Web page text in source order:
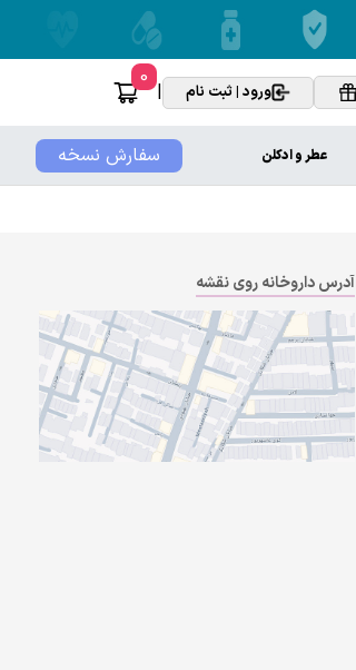
ورود | ثبت نام |
0
سفارش نسخه عطر و ادکلن
آدرس داروخانه روی نقشه